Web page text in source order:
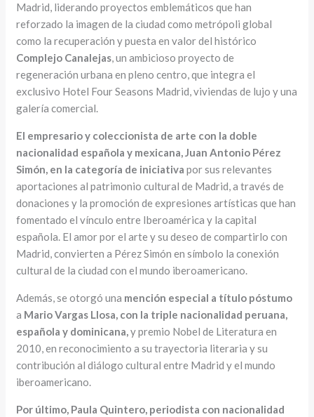
Madrid, liderando proyectos emblemáticos que han
reforzado la imagen de la ciudad como metrópoli global
como la recuperación y puesta en valor del histórico
Complejo Canalejas, un ambicioso proyecto de
regeneración urbana en pleno centro, que integra el
exclusivo Hotel Four Seasons Madrid, viviendas de lujo y una
galería comercial.
El empresario y coleccionista de arte con la doble
nacionalidad española y mexicana, Juan Antonio Pérez
Simón, en la categoría de iniciativapor sus relevantes
aportaciones al patrimonio cultural de Madrid, a través de
donaciones y la promoción de expresiones artísticas que han
fomentado el vínculo entre Iberoamérica y la capital
española. El amor por el arte y su deseo de compartirlo con
Madrid, convierten a Pérez Simón en símbolo la conexión
cultural de la ciudad con el mundo iberoamericano.
Además, se otorgó una mención especial a título póstumo
a Mario Vargas Llosa, con la triple nacionalidad peruana,
española y dominicana,y premio Nobel de Literatura en
2010, en reconocimiento a su trayectoria literaria y su
contribución al diálogo cultural entre Madrid y el mundo
iberoamericano.
Por último, Paula Quintero, periodista con nacionalidad